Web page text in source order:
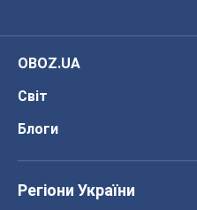
OBOZ.UA
Світ
Блоги
Регіони України